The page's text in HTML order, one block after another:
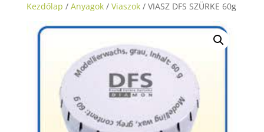
Kezdőlap / Anyagok/ Viaszok/ VIASZ DFS SZÜRKE 60g